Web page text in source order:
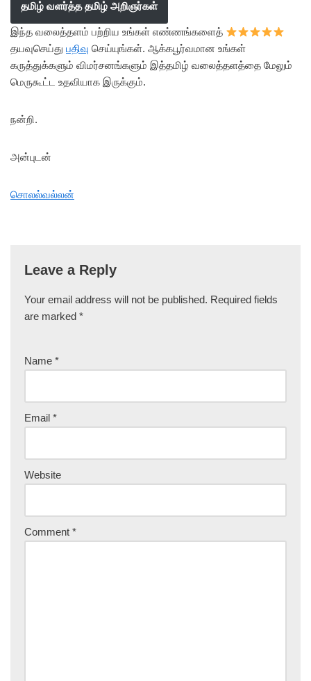
தமிழ் வளர்த்த தமிழ் அறிஞர்கள்
இந்த வலைத்தளம் பற்றிய உங்கள் எண்ணங்களைத்
தயவுசெய்து பதிவு செய்யுங்கள். ஆக்கபூர்வமான உங்கள்
கருத்துக்களும் விமர்சனங்களும் இத்தமிழ் வலைத்தளத்தை மேலும்
மெருகூட்ட உதவியாக இருக்கும்.
நன்றி.
அன்புடன்
சொலல்வல்லன்
Leave a Reply
Your email address will not be published. Required fields
are marked *
Name *
Email *
Website
Comment *